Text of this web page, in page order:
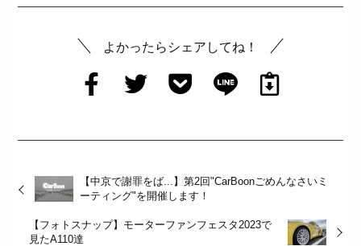
よかったらシェアしてね！
【中京で謝罪をば...】第2回"CarBoonごめんなさいミ
ーティング"を開催します！
【フォトスナップ】モーターファンフェスタ2023で
見たA110達